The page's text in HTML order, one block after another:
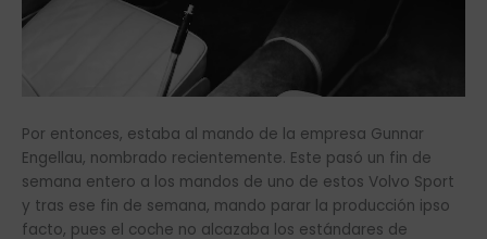
Por entonces, estaba al mando de la empresa Gunnar
Engellau, nombrado recientemente. Este pasó un fin de
semana entero a los mandos de uno de estos Volvo Sport
y tras ese fin de semana, mando parar la producción ipso
facto, pues el coche no alcazaba los estándares de